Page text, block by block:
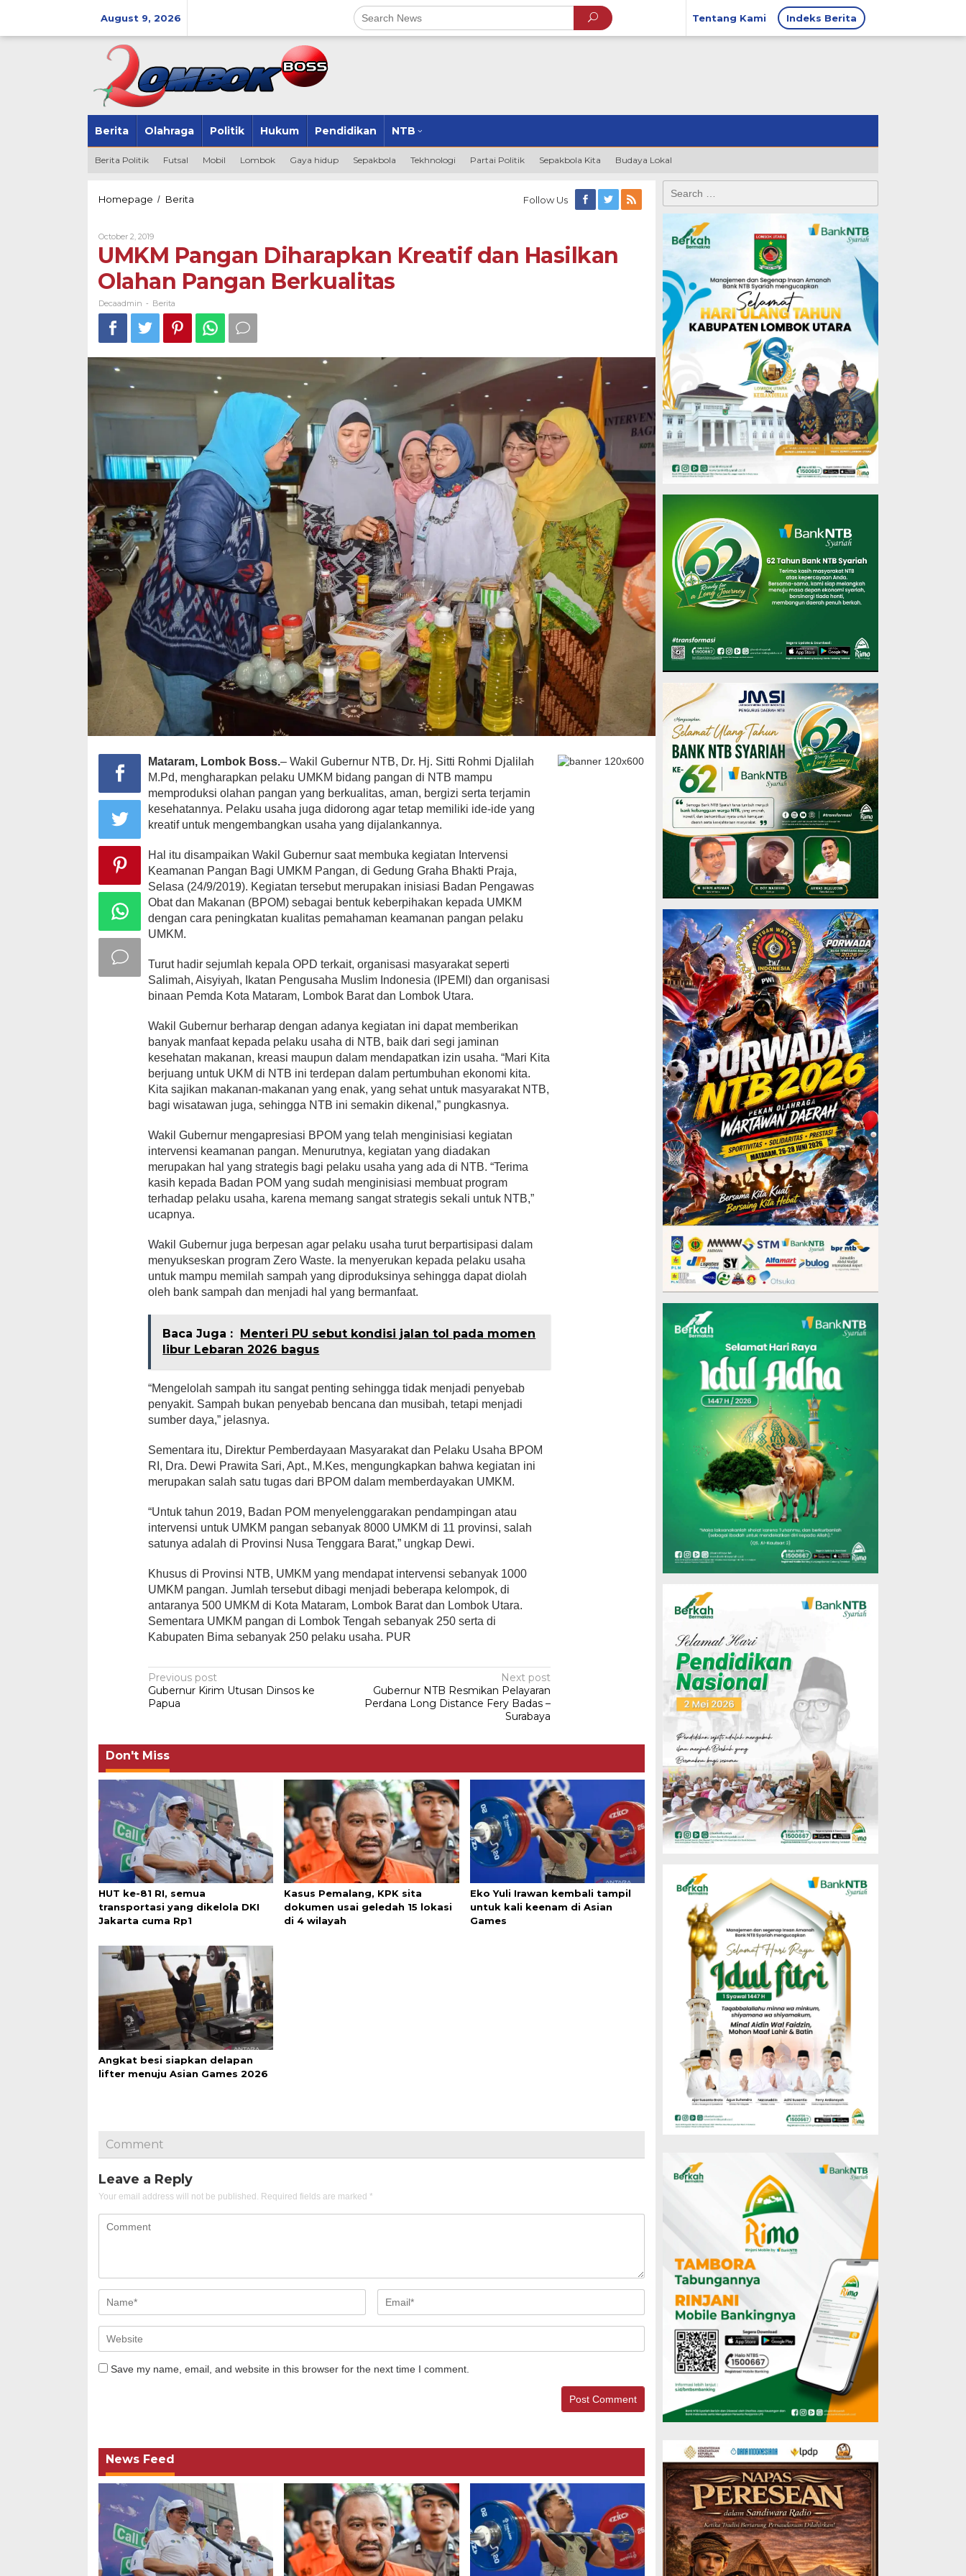
August 9, 2026 Tentang Kami Indeks Berita
Berita Olahraga Politik Hukum Pendidikan NTB
Berita Politik Futsal Mobil Lombok Gaya hidup Sepakbola Tekhnologi Partai Politik Sepakbola Kita Budaya Lokal
Homepage / Berita
dan
Hasilkan
Olahan
Pangan
Follow Us
October 2, 2019By
Decaadmin
UMKM Pangan Diharapkan Kreatif dan Hasilkan
Olahan Pangan Berkualitas
Decaadmin - Berita
Mataram, Lombok Boss.– Wakil Gubernur NTB, Dr. Hj. Sitti Rohmi Djalilah
M.Pd, mengharapkan pelaku UMKM bidang pangan di NTB mampu
memproduksi olahan pangan yang berkualitas, aman, bergizi serta terjamin
kesehatannya. Pelaku usaha juga didorong agar tetap memiliki ide-ide yang
kreatif untuk mengembangkan usaha yang dijalankannya.
Hal itu disampaikan Wakil Gubernur saat membuka kegiatan Intervensi
Keamanan Pangan Bagi UMKM Pangan, di Gedung Graha Bhakti Praja,
Selasa (24/9/2019). Kegiatan tersebut merupakan inisiasi Badan Pengawas
Obat dan Makanan (BPOM) sebagai bentuk keberpihakan kepada UMKM
dengan cara peningkatan kualitas pemahaman keamanan pangan pelaku
UMKM.
Turut hadir sejumlah kepala OPD terkait, organisasi masyarakat seperti
Salimah, Aisyiyah, Ikatan Pengusaha Muslim Indonesia (IPEMI) dan organisasi
binaan Pemda Kota Mataram, Lombok Barat dan Lombok Utara.
Wakil Gubernur berharap dengan adanya kegiatan ini dapat memberikan
banyak manfaat kepada pelaku usaha di NTB, baik dari segi jaminan
kesehatan makanan, kreasi maupun dalam mendapatkan izin usaha. “Mari Kita
berjuang untuk UKM di NTB ini terdepan dalam pertumbuhan ekonomi kita.
Kita sajikan makanan-makanan yang enak, yang sehat untuk masyarakat NTB,
bagi wisatawan juga, sehingga NTB ini semakin dikenal,” pungkasnya.
Wakil Gubernur mengapresiasi BPOM yang telah menginisiasi kegiatan
intervensi keamanan pangan. Menurutnya, kegiatan yang diadakan
merupakan hal yang strategis bagi pelaku usaha yang ada di NTB. “Terima
kasih kepada Badan POM yang sudah menginisiasi membuat program
terhadap pelaku usaha, karena memang sangat strategis sekali untuk NTB,”
ucapnya.
Wakil Gubernur juga berpesan agar pelaku usaha turut berpartisipasi dalam
menyukseskan program Zero Waste. Ia menyerukan kepada pelaku usaha
untuk mampu memilah sampah yang diproduksinya sehingga dapat diolah
oleh bank sampah dan menjadi hal yang bermanfaat.
Baca Juga : Menteri PU sebut kondisi jalan tol pada momen
libur Lebaran 2026 bagus
“Mengelolah sampah itu sangat penting sehingga tidak menjadi penyebab
penyakit. Sampah bukan penyebab bencana dan musibah, tetapi menjadi
sumber daya,” jelasnya.
Sementara itu, Direktur Pemberdayaan Masyarakat dan Pelaku Usaha BPOM
RI, Dra. Dewi Prawita Sari, Apt., M.Kes, mengungkapkan bahwa kegiatan ini
merupakan salah satu tugas dari BPOM dalam memberdayakan UMKM.
“Untuk tahun 2019, Badan POM menyelenggarakan pendampingan atau
intervensi untuk UMKM pangan sebanyak 8000 UMKM di 11 provinsi, salah
satunya adalah di Provinsi Nusa Tenggara Barat,” ungkap Dewi.
Khusus di Provinsi NTB, UMKM yang mendapat intervensi sebanyak 1000
UMKM pangan. Jumlah tersebut dibagi menjadi beberapa kelompok, di
antaranya 500 UMKM di Kota Mataram, Lombok Barat dan Lombok Utara.
Sementara UMKM pangan di Lombok Tengah sebanyak 250 serta di
Kabupaten Bima sebanyak 250 pelaku usaha. PUR
Post
navigation
Previous post
Gubernur Kirim Utusan Dinsos ke
Papua
Next post
Gubernur NTB Resmikan Pelayaran
Perdana Long Distance Fery Badas –
Surabaya
Don't Miss
HUT ke-81 RI, semua
transportasi yang dikelola DKI
Jakarta cuma Rp1
Kasus Pemalang, KPK sita
dokumen usai geledah 15 lokasi
di 4 wilayah
Eko Yuli Irawan kembali tampil
untuk kali keenam di Asian
Games
Angkat besi siapkan delapan
lifter menuju Asian Games 2026
Comment
Leave a Reply
Your email address will not be published. Required fields are marked *
Save my name, email, and website in this browser for the next time I comment.
News Feed
for: